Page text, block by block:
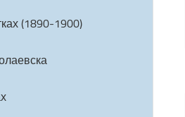
(1890-1900)